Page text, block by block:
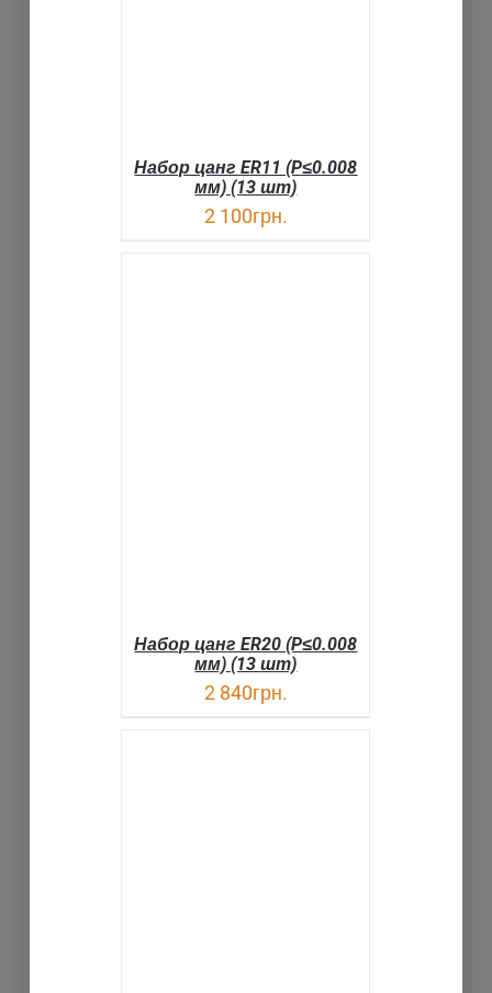
Набор цанг ER11 (P≤0.008
мм) (13 шт)
2 100грн.
Набор цанг ER20 (P≤0.008
мм) (13 шт)
2 840грн.